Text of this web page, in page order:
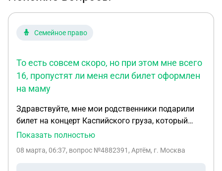
Семейное право
То есть совсем скоро, но при этом мне всего
16, пропустят ли меня если билет оформлен
на маму
Здравствуйте, мне мои родственники подарили
билет на концерт Каспийского груза, который
будет происходить 28 марта. То есть совсем
меня если билет оформлен на маму. Либо нужна
Показать полностью
08 марта, 06:37, вопрос №4882391, Артём, г. Москва